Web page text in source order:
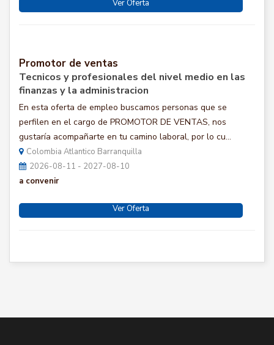
Ver Oferta
Promotor de ventas
Tecnicos y profesionales del nivel medio en las
finanzas y la administracion
En esta oferta de empleo buscamos personas que se
perfilen en el cargo de PROMOTOR DE VENTAS, nos
gustaría acompañarte en tu camino laboral, por lo cu...
Colombia Atlantico Barranquilla
2026-08-11 - 2027-08-10
a convenir
Ver Oferta